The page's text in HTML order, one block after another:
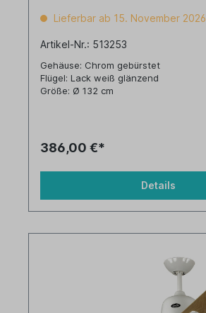
Lieferbar ab 15. November 2026
Artikel-Nr.: 513253
Gehäuse: Chrom gebürstet
Flügel: Lack weiß glänzend
Größe: Ø 132 cm
386,00 €*
Details